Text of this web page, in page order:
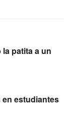
patita a un
estudiantes